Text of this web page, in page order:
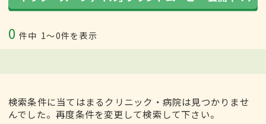
0 件中 1〜0件を表示
検索条件に当てはまるクリニック・病院は見つかりませ
んでした。再度条件を変更して検索して下さい。